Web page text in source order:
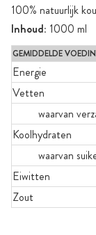
100% natuurlijk
Inhoud: 1000 ml
GEMIDDELDE
Energie
Vetten
waarvan
Koolhydraten
waarvan
Eiwitten
Zout